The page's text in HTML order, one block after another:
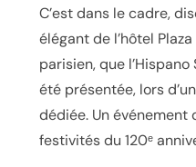
C’est dans le cadre,
élégant de l’hôtel
parisien, que
été présentée, lors
dédiée. Un événement
festivités du 120ᵉ